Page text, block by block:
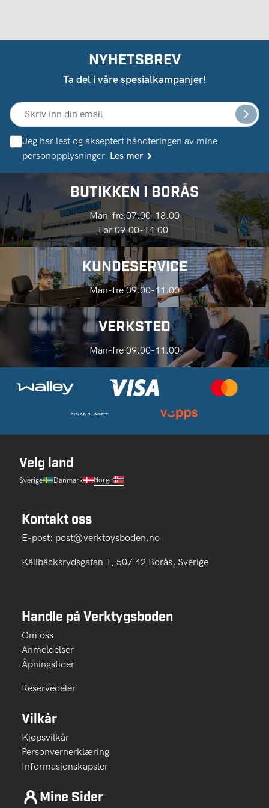
NYHETSBREV
Ta del i våre spesialkampanjer!
Jeg har lest og akseptert håndteringen av mine
personopplysninger. Les mer
BUTIKKEN I BORÅS
Man-fre 07.00-18.00
Lør 09.00-14.00
KUNDESERVICE
Man-fre 09.00-11.00
VERKSTED
Man-fre 09.00-11.00
Velg land
Sverige Danmark Norge
Kontakt oss
E-post: post@verktoysboden.no
Källbäcksrydsgatan 1, 507 42 Borås, Sverige
Handle på Verktygsboden
Om oss
Anmeldelser
Åpningstider
Reservedeler
Vilkår
Kjøpsvilkår
Personvernerklæring
Informasjonskapsler
Mine Sider